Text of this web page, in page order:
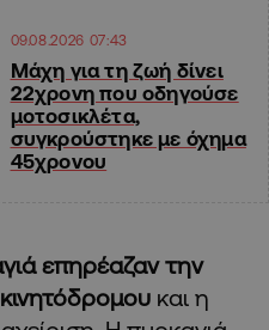
09.08.2026 07:43
Μάχη για τη ζωή δίνει
22χρονη που οδηγούσε
μοτοσικλέτα,
συγκρούστηκε με όχημα
45χρονου
επηρέαζαν την
και η